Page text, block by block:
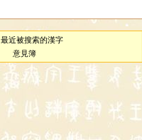
最近被搜索的漢字
意見簿